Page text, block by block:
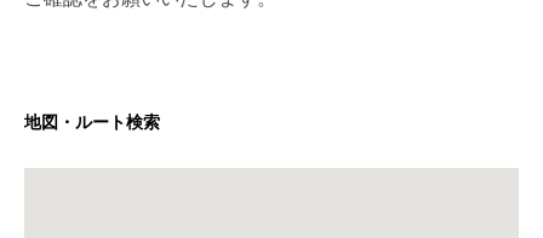
地図・ルート検索